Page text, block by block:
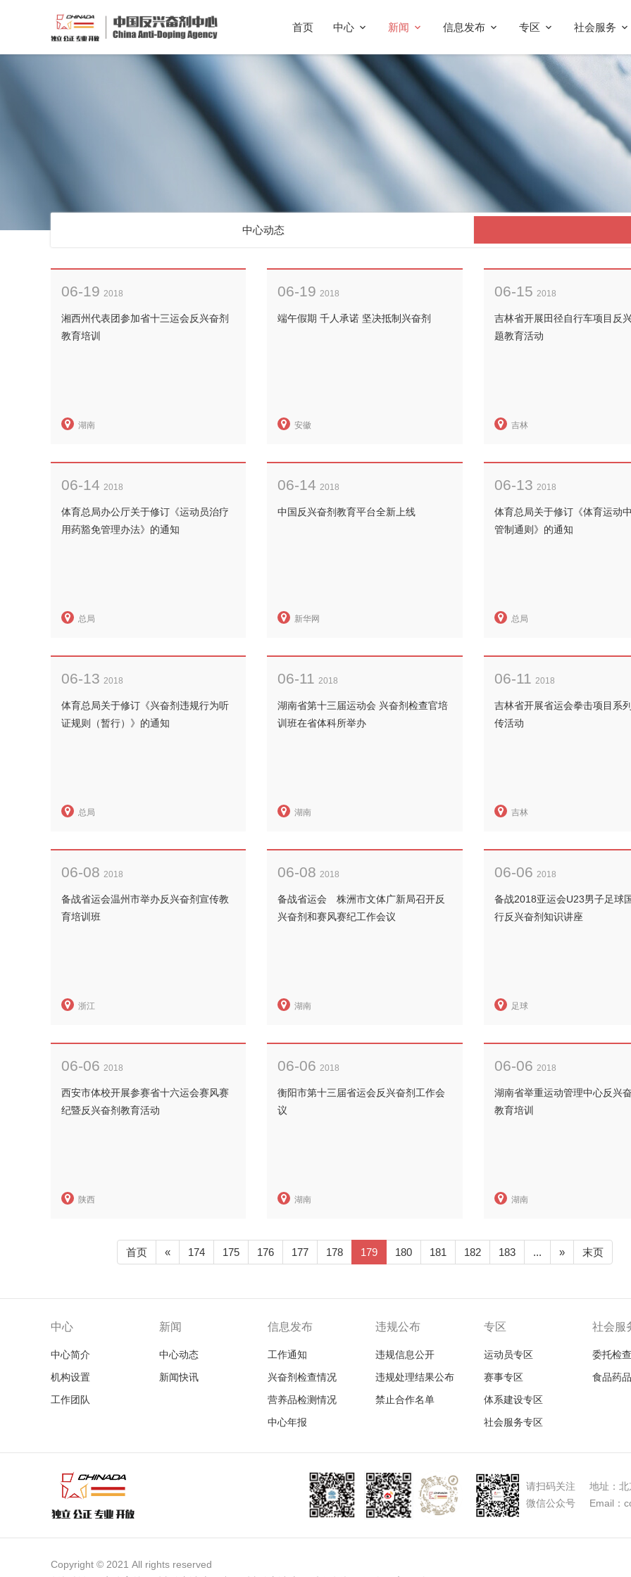
首页 中心 新闻 信息发布 专区 社会服务
中心动态
06-19 2018
湘西州代表团参加省十三运会反兴奋剂
教育培训
湖南
06-19 2018
端午假期 千人承诺 坚决抵制兴奋剂
安徽
06-15 2018
吉林省开展田径自行车项目反
题教育活动
吉林
06-14 2018
体育总局办公厅关于修订《运动员治疗
用药豁免管理办法》的通知
总局
06-14 2018
中国反兴奋剂教育平台全新上线
新华网
06-13 2018
体育总局关于修订《体育运动
管制通则》的通知
总局
06-13 2018
体育总局关于修订《兴奋剂违规行为听
证规则（暂行）》的通知
总局
06-11 2018
湖南省第十三届运动会 兴奋剂检查官培
训班在省体科所举办
湖南
06-11 2018
吉林省开展省运会拳击项目系
传活动
吉林
06-08 2018
备战省运会温州市举办反兴奋剂宣传教
育培训班
浙江
06-08 2018
备战省运会 株洲市文体广新局召开反
兴奋剂和赛风赛纪工作会议
湖南
06-06 2018
备战2018亚运会U23男子足球
行反兴奋剂知识讲座
足球
06-06 2018
西安市体校开展参赛省十六运会赛风赛
纪暨反兴奋剂教育活动
陕西
06-06 2018
衡阳市第十三届省运会反兴奋剂工作会
议
湖南
06-06 2018
湖南省举重运动管理中心反兴
教育培训
湖南
首页 « 174 175 176 177 178 179 180 181 182 183 ... » 末页
中心
中心简介
机构设置
工作团队
新闻
中心动态
新闻快讯
信息发布
工作通知
兴奋剂检查情况
营养品检测情况
中心年报
违规公布
违规信息公开
违规处理结果公布
禁止合作名单
专区
运动员专区
赛事专区
体系建设专区
社会服务专区
社会服
委托检查
食品药
请扫码关注 地址：北
微信公众号 Email：
Copyright © 2021 All rights reserved